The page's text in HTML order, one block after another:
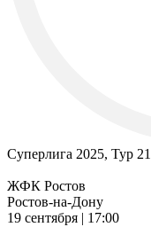
Суперлига 2025, Тур 21
ЖФК Ростов
Ростов-на-Дону
19 сентября | 17:00